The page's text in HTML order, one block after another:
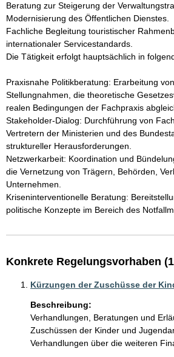
Beratung zur Steigerung der
Modernisierung des Öffentlichen Dienstes.
Fachliche Begleitung touristischer
internationaler Servicestandards.
Die Tätigkeit erfolgt hauptsächlich in
Praxisnahe Politikberatung: Erarbeitung
Stellungnahmen, die theoretische
realen Bedingungen der Fachpraxis
Stakeholder-Dialog: Durchführung von
Vertretern der Ministerien und des
struktureller Herausforderungen.
Netzwerkarbeit: Koordination und
die Vernetzung von Trägern, Behörden,
Unternehmen.
Kriseninterventionelle Beratung:
politische Konzepte im Bereich des
Konkrete Regelungsvorhaben
Kürzungen der Zuschüsse der
Beschreibung:
Verhandlungen, Beratungen und
Zuschüssen der Kinder und
Verhandlungen über die weiteren